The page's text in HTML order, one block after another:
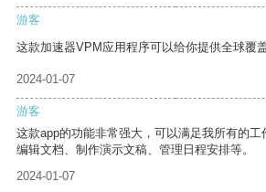
游客
这款加速器VPM应用程序可以给你提供全球覆
2024-01-07
游客
这款app的功能非常强大，可以满足我所有的
编辑文档、制作演示文稿、管理日程安排等。
2024-01-07